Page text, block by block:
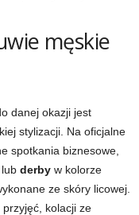
męskie
danej okazji jest
stylizacji. Na oficjalne
spotkania biznesowe,
lub derby w kolorze
ze skóry licowej.
kolacji ze